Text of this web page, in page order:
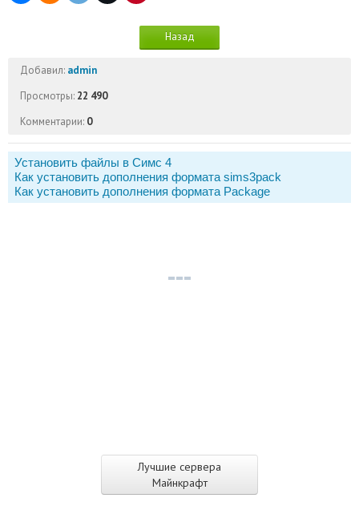
Лучшие сервера
Майнкрафт
Назад
Добавил: admin
Просмотры: 22 490
Комментарии: 0
Установить файлы в Симс 4
Как установить дополнения формата sims3pack
Как установить дополнения формата Package